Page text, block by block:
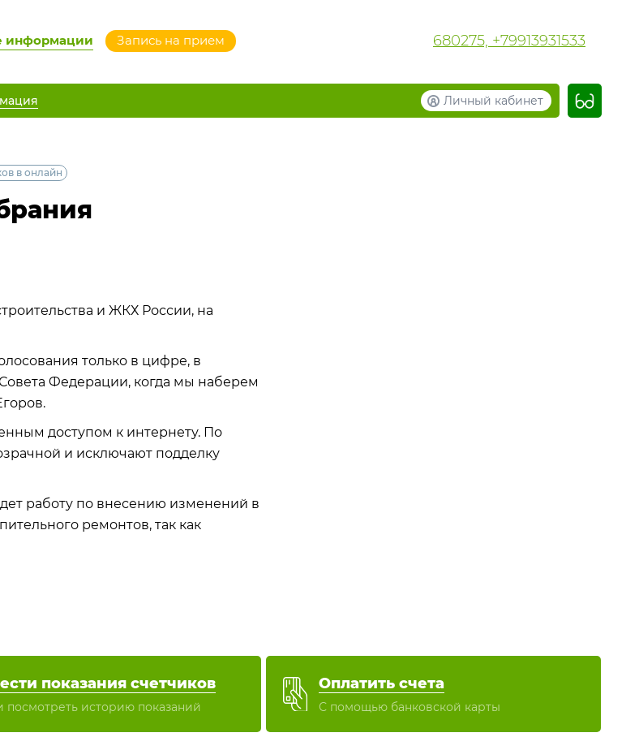
информации Запись на прием 680275, +79913931533
Личный кабинет
в онлайн
и ЖКХ России, на
только в цифре, в
Федерации, когда мы наберем
доступом к интернету. По
и исключают подделку
работу по внесению изменений в
ремонтов, так как
показания счетчиков
посмотреть историю показаний
Оплатить счета
С помощью банковской карты